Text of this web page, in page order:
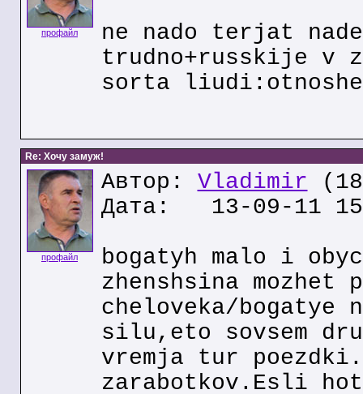
профайл
ne nado terjat
trudno+russkije v
sorta
Re: Хочу замуж!
профайл
Автор: Vladimir
Дата: 13-09-11
bogatyh malo i
zhenshsina mozhet
cheloveka/bogatye
silu,eto sovsem
vremja tur
zarabotkov.Esli